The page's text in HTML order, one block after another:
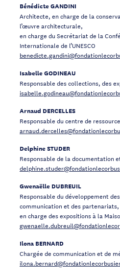
Bénédicte GANDINI
Architecte, en charge de la
l’œuvre architecturale,
en charge du Secrétariat de la
Internationale de l’UNESCO
Isabelle GODINEAU
Responsable des collections, des
Arnaud DERCELLES
Responsable du centre de
Delphine STUDER
Responsable de la documentation
Gwenaëlle DUBREUIL
Responsable du développement
communication et des partenariats,
en charge des expositions à la
Ilona BERNARD
Chargée de communication et de